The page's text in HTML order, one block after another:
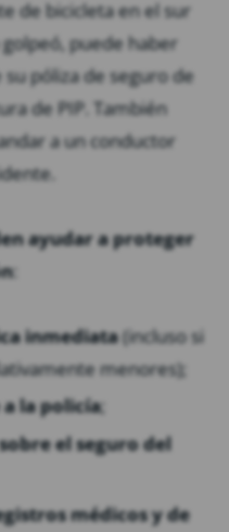
de bicicleta en el sur
puede haber
póliza de seguro de
de PIP. También
a un conductor
ayudar a proteger
:
inmediata(incluso si
menores);
la policía;
el seguro del
médicos y de